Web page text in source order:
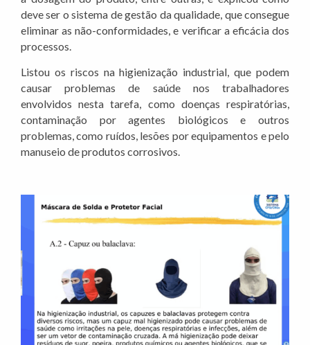
deve ser o sistema de gestão da qualidade, que consegue
eliminar as não-conformidades, e verificar a eficácia dos
processos.
Listou os riscos na higienização industrial, que podem
causar problemas de saúde nos trabalhadores
envolvidos nesta tarefa, como doenças respiratórias,
contaminação por agentes biológicos e outros
problemas, como ruídos, lesões por equipamentos e pelo
manuseio de produtos corrosivos.